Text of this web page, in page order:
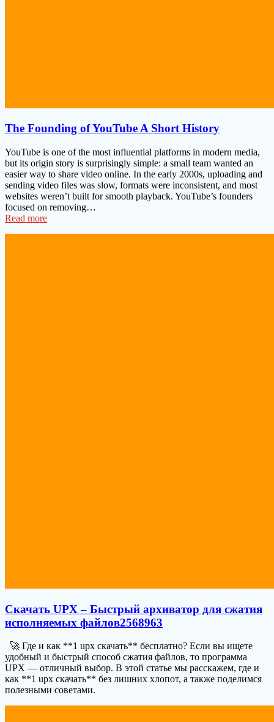
The Founding of YouTube A Short History
YouTube is one of the most influential platforms in modern media,
but its origin story is surprisingly simple: a small team wanted an
easier way to share video online. In the early 2000s, uploading and
sending video files was slow, formats were inconsistent, and most
websites weren’t built for smooth playback. YouTube’s founders
focused on removing…
Read more
Скачать UPX – Быстрый архиватор для сжатия
исполняемых файлов2568963
🚀 Где и как **1 upx скачать** бесплатно? Если вы ищете
удобный и быстрый способ сжатия файлов, то программа
UPX — отличный выбор. В этой статье мы расскажем, где и
как **1 upx скачать** без лишних хлопот, а также поделимся
полезными советами.